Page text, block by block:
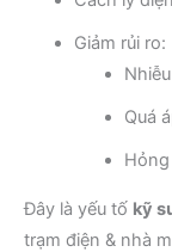
Giảm rủi ro:
Nhiễu
Quá
Đây là yếu tố kỹ
trạm điện & nhà